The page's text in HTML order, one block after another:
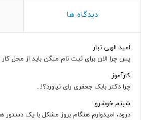
دیدگاه ها
امید الهی تبار
پس چرا الان برای ثبت نام میگن باید از محل کار
کارآموز
چرا دکتر بابک جعفری رای نیاورد؟!...
شبنم خوشرو
درود، امیدوارم هنگام بروز مشکل با یک دستور